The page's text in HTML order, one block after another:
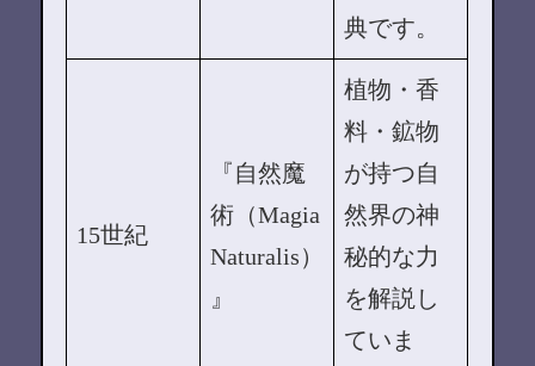
典です。
15世紀
『自然魔
術（Magia
Naturalis）
』
植物・香
料・鉱物
が持つ自
然界の神
秘的な力
を解説し
ていま